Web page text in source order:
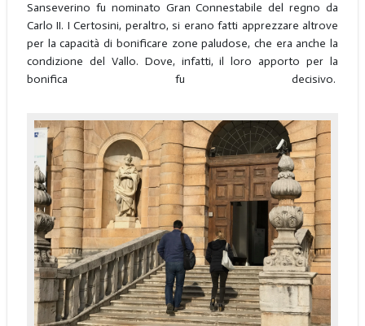
Sanseverino fu nominato Gran Connestabile del regno da
Carlo II. I Certosini, peraltro, si erano fatti apprezzare altrove
per la capacità di bonificare zone paludose, che era anche la
condizione del Vallo. Dove, infatti, il loro apporto per la
bonifica fu decisivo.